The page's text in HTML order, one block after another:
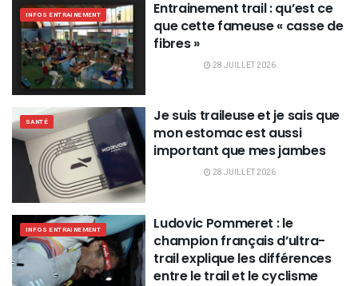
INFOS ENTRAINEMENT
Entrainement trail : qu’est ce
que cette fameuse « casse de
fibres »
28 JUILLET 2026
SANTÉ
Je suis traileuse et je sais que
mon estomac est aussi
important que mes jambes
28 JUILLET 2026
INFOS ENTRAINEMENT
Ludovic Pommeret : le
champion français d’ultra-
trail explique les différences
entre le trail et le cyclisme